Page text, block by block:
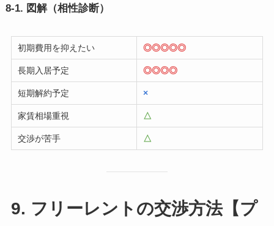
8-1. 図解（相性診断）
初期費用を抑えたい ◎◎◎◎◎
長期入居予定 ◎◎◎◎
短期解約予定 ×
家賃相場重視 △
交渉が苦手 △
9. フリーレントの交渉方法【プ